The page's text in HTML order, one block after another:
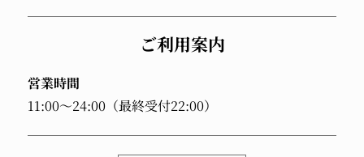
ご利用案内
営業時間
11:00～24:00（最終受付22:00）